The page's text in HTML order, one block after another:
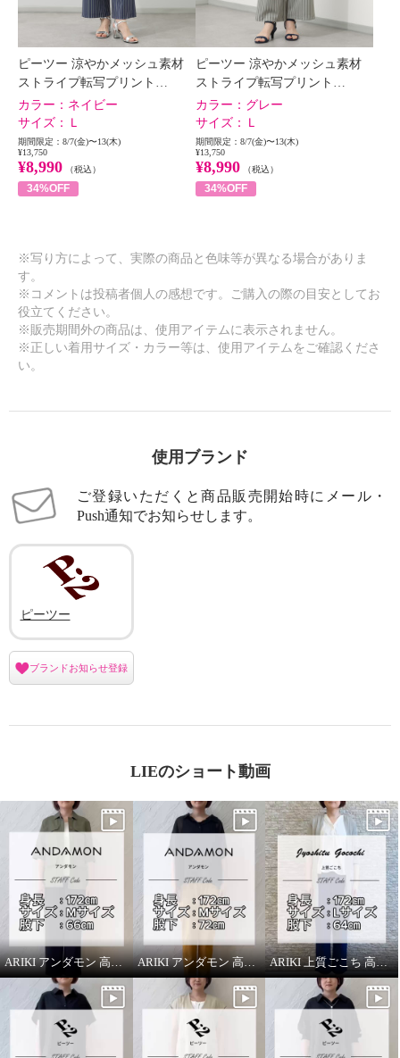
ピーツー 涼やかメッシュ素材
ストライプ転写プリント…
カラー： ネイビー
サイズ：
Ｌ
期間限定：8/7(金)〜13(木)
¥13,750
¥8,990 （税込）
34%OFF
ピーツー 涼やかメッシュ素材
ストライプ転写プリント…
カラー： グレー
サイズ：
Ｌ
期間限定：8/7(金)〜13(木)
¥13,750
¥8,990 （税込）
34%OFF
※写り方によって、実際の商品と色味等が異なる場合がありま
す。
※コメントは投稿者個人の感想です。ご購入の際の目安としてお
役立てください。
※販売期間外の商品は、使用アイテムに表示されません。
※正しい着用サイズ・カラー等は、使用アイテムをご確認くださ
い。
使用ブランド
ご登録いただくと商品販売開始時にメール・
Push通知でお知らせします。
ピーツー
ブランドお知らせ登録
LIEのショート動画
ARIKI アンダモン 高身長スタッフがはいてみました！ ARIKI アンダモン 高身長スタッフがはいてみました！ ARIKI 上質ごこち 高身長スタッフがはいてみました！